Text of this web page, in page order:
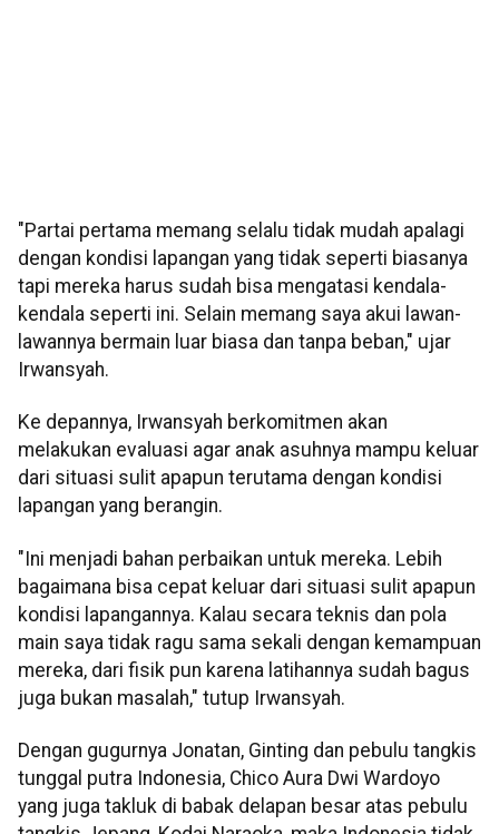
"Partai pertama memang selalu tidak mudah apalagi
dengan kondisi lapangan yang tidak seperti biasanya
tapi mereka harus sudah bisa mengatasi kendala-
kendala seperti ini. Selain memang saya akui lawan-
lawannya bermain luar biasa dan tanpa beban," ujar
Irwansyah.
Ke depannya, Irwansyah berkomitmen akan
melakukan evaluasi agar anak asuhnya mampu keluar
dari situasi sulit apapun terutama dengan kondisi
lapangan yang berangin.
"Ini menjadi bahan perbaikan untuk mereka. Lebih
bagaimana bisa cepat keluar dari situasi sulit apapun
kondisi lapangannya. Kalau secara teknis dan pola
main saya tidak ragu sama sekali dengan kemampuan
mereka, dari fisik pun karena latihannya sudah bagus
juga bukan masalah," tutup Irwansyah.
Dengan gugurnya Jonatan, Ginting dan pebulu tangkis
tunggal putra Indonesia, Chico Aura Dwi Wardoyo
yang juga takluk di babak delapan besar atas pebulu